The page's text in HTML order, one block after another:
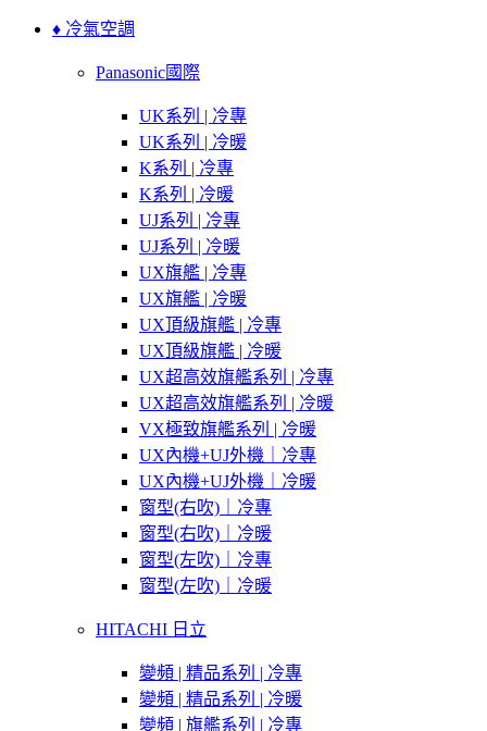
♦ 冷氣空調
Panasonic國際
UK系列 | 冷專
UK系列 | 冷暖
K系列 | 冷專
K系列 | 冷暖
UJ系列 | 冷專
UJ系列 | 冷暖
UX旗艦 | 冷專
UX旗艦 | 冷暖
UX頂級旗艦 | 冷專
UX頂級旗艦 | 冷暖
UX超高效旗艦系列 | 冷專
UX超高效旗艦系列 | 冷暖
VX極致旗艦系列 | 冷暖
UX內機+UJ外機｜冷專
UX內機+UJ外機｜冷暖
窗型(右吹)｜冷專
窗型(右吹)｜冷暖
窗型(左吹)｜冷專
窗型(左吹)｜冷暖
HITACHI 日立
變頻 | 精品系列 | 冷專
變頻 | 精品系列 | 冷暖
變頻 | 旗艦系列 | 冷專